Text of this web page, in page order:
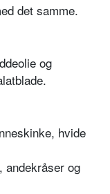
det samme.
og
hvide
andekråser og